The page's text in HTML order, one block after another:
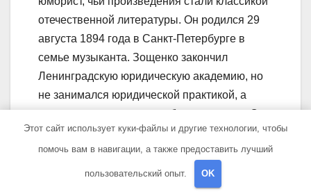
отечественной литературы. Он родился 29
августа 1894 года в Санкт-Петербурге в
семье музыканта. Зощенко закончил
Ленинградскую юридическую академию, но
не занимался юридической практикой, а
вместо этого посвятил себя литературе. Он
начал свою карьеру как журналист и эссеист,
а затем перешел к написанию рассказов и
романов. Всего за свою жизнь Зощенко
написал более 100 произведений, которые
Этот сайт использует куки-файлы и другие технологии, чтобы
помочь вам в навигации, а также предоставить лучший
пользовательский опыт. OK